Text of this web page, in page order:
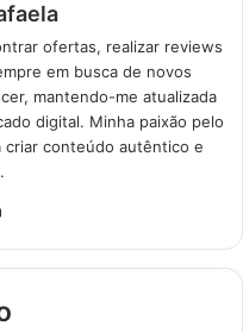
ofertas, realizar reviews
em busca de novos
mantendo-me atualizada
digital. Minha paixão pelo
criar conteúdo autêntico e